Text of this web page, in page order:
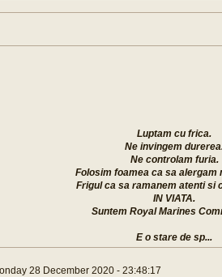
Luptam cu frica.
Ne invingem
Ne controlam furia.
Folosim foamea ca sa alergam
Frigul ca sa ramanem atenti si
IN VIATA.
Suntem Royal Marines
E o stare de sp...
28 December 2020 - 23:48:17